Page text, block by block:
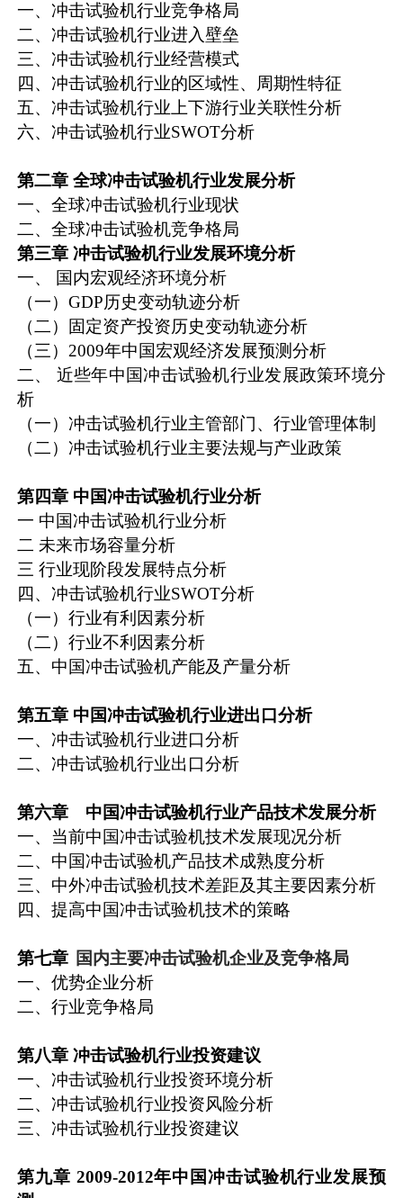
一、冲击试验机行业竞争格局
二、冲击试验机行业进入壁垒
三、冲击试验机行业经营模式
四、冲击试验机行业的区域性、周期性特征
五、冲击试验机行业上下游行业关联性分析
六、冲击试验机行业SWOT分析
第二章全球冲击试验机行业发展分析
一、全球冲击试验机行业现状
二、全球冲击试验机竞争格局
第三章冲击试验机行业发展环境分析
一、 国内宏观经济环境分析
（一）GDP历史变动轨迹分析
（二）固定资产投资历史变动轨迹分析
（三）2009年中国宏观经济发展预测分析
二、 近些年中国冲击试验机行业发展政策环境分
析
（一）冲击试验机行业主管部门、行业管理体制
（二）冲击试验机行业主要法规与产业政策
第四章 中国冲击试验机行业分析
一 中国冲击试验机行业分析
二 未来市场容量分析
三 行业现阶段发展特点分析
四、冲击试验机行业SWOT分析
（一）行业有利因素分析
（二）行业不利因素分析
五、中国冲击试验机产能及产量分析
第五章 中国冲击试验机行业进出口分析
一、冲击试验机行业进口分析
二、冲击试验机行业出口分析
第六章 中国冲击试验机行业产品技术发展分析
一、当前中国冲击试验机技术发展现况分析
二、中国冲击试验机产品技术成熟度分析
三、中外冲击试验机技术差距及其主要因素分析
四、提高中国冲击试验机技术的策略
第七章 国内主要冲击试验机企业及竞争格局
一、优势企业分析
二、行业竞争格局
第八章冲击试验机行业投资建议
一、冲击试验机行业投资环境分析
二、冲击试验机行业投资风险分析
三、冲击试验机行业投资建议
第九章 2009-2012年中国冲击试验机行业发展预